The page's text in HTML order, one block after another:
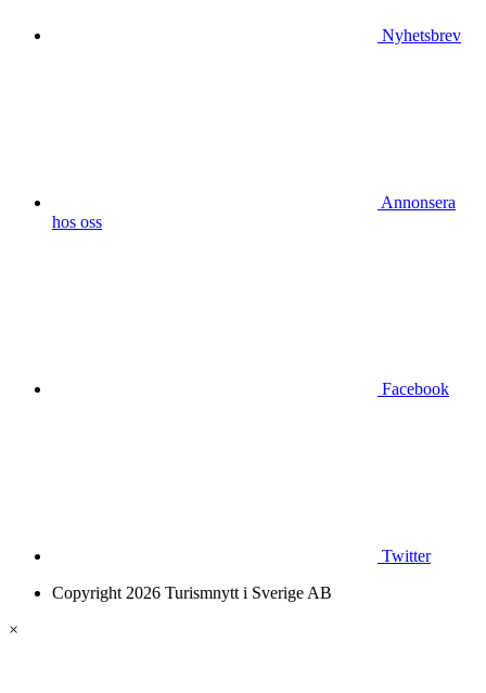
Nyhetsbrev
Annonsera
hos oss
Facebook
Twitter
Copyright 2026 Turismnytt i Sverige AB
×